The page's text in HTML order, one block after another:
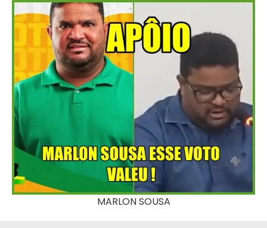
MARLON SOUSA